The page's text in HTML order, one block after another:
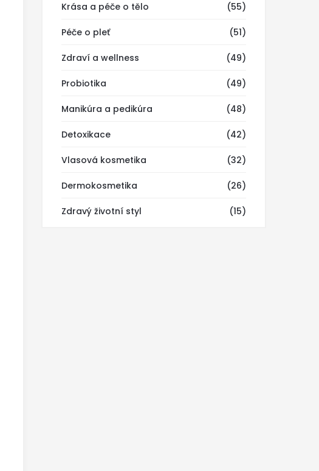
Krása a péče o tělo (55)
Péče o pleť (51)
Zdraví a wellness (49)
Probiotika (49)
Manikúra a pedikúra (48)
Detoxikace (42)
Vlasová kosmetika (32)
Dermokosmetika (26)
Zdravý životní styl (15)